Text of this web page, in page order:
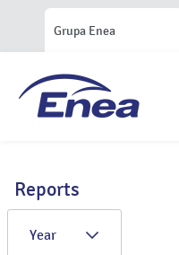
Grupa Enea
Reports
Year